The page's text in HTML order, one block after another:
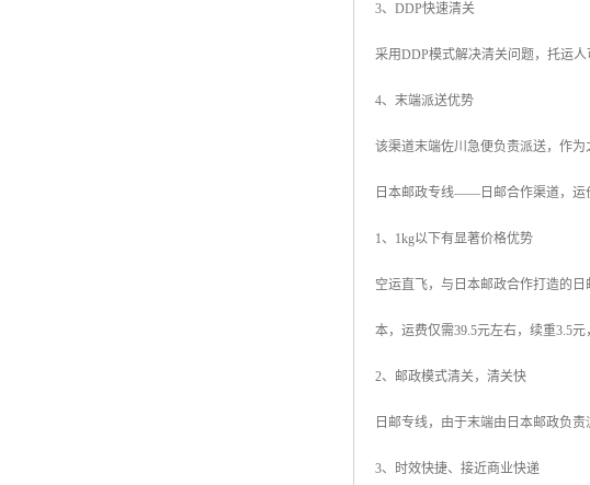
3、DDP快速清关
采用DDP模式解决清关问题，托运
4、末端派送优势
该渠道末端佐川急便负责派送，作
日本邮政专线——日邮合作渠道，运
1、1kg以下有显著价格优势
空运直飞，与日本邮政合作打造的
本，运费仅需39.5元左右，续重3.5元
2、邮政模式清关，清关快
日邮专线，由于末端由日本邮政负
3、时效快捷、接近商业快递